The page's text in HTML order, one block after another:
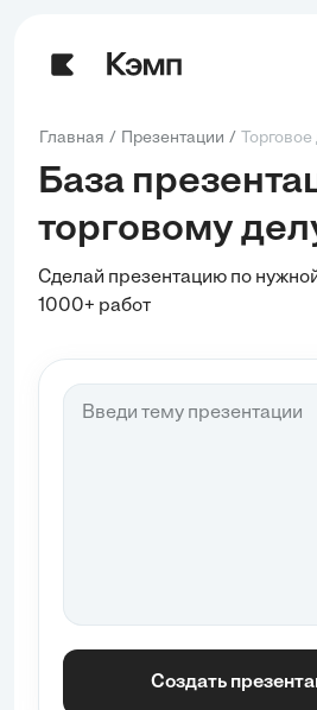
Главная Презентации
База
торговому
Сделай презентацию по
1000+ работ
Создать